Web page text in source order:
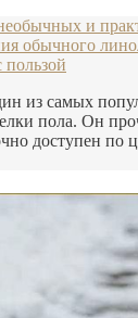
и
обычного
пользой
из самых
пола. Он
доступен по